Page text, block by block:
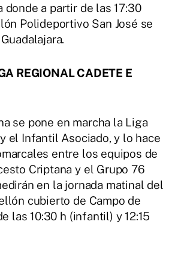
donde a partir de las 17:30
Polideportivo San José se
REGIONAL CADETE E
se pone en marcha la Liga
el Infantil Asociado, y lo hace
entre los equipos de
Criptana y el Grupo 76
en la jornada matinal del
cubierto de Campo de
las 10:30 h (infantil) y 12:15